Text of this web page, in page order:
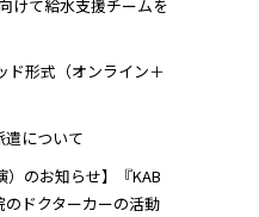
けて給水支援チームを
ド形式（オンライン＋
遣について
）のお知らせ】『KAB
ドクターカーの活動